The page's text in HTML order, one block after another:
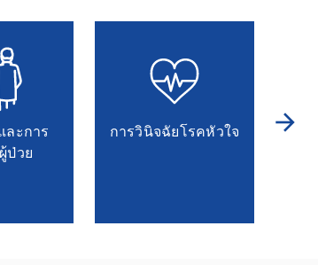
ละการ
ป่วย
การวินิจฉัยโรคหัวใจ
กา
arrow_forward